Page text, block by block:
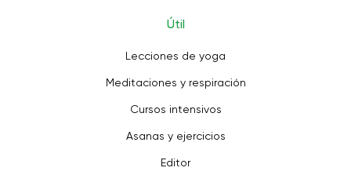
Útil
Lecciones de yoga
Meditaciones y respiración
Cursos intensivos
Asanas y ejercicios
Editor